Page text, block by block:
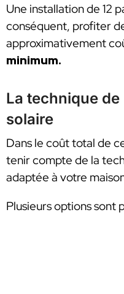
Une installation de 12
conséquent, profiter
approximativement
minimum.
La technique
solaire
Dans le coût total de
tenir compte de la
adaptée à votre
Plusieurs options sont